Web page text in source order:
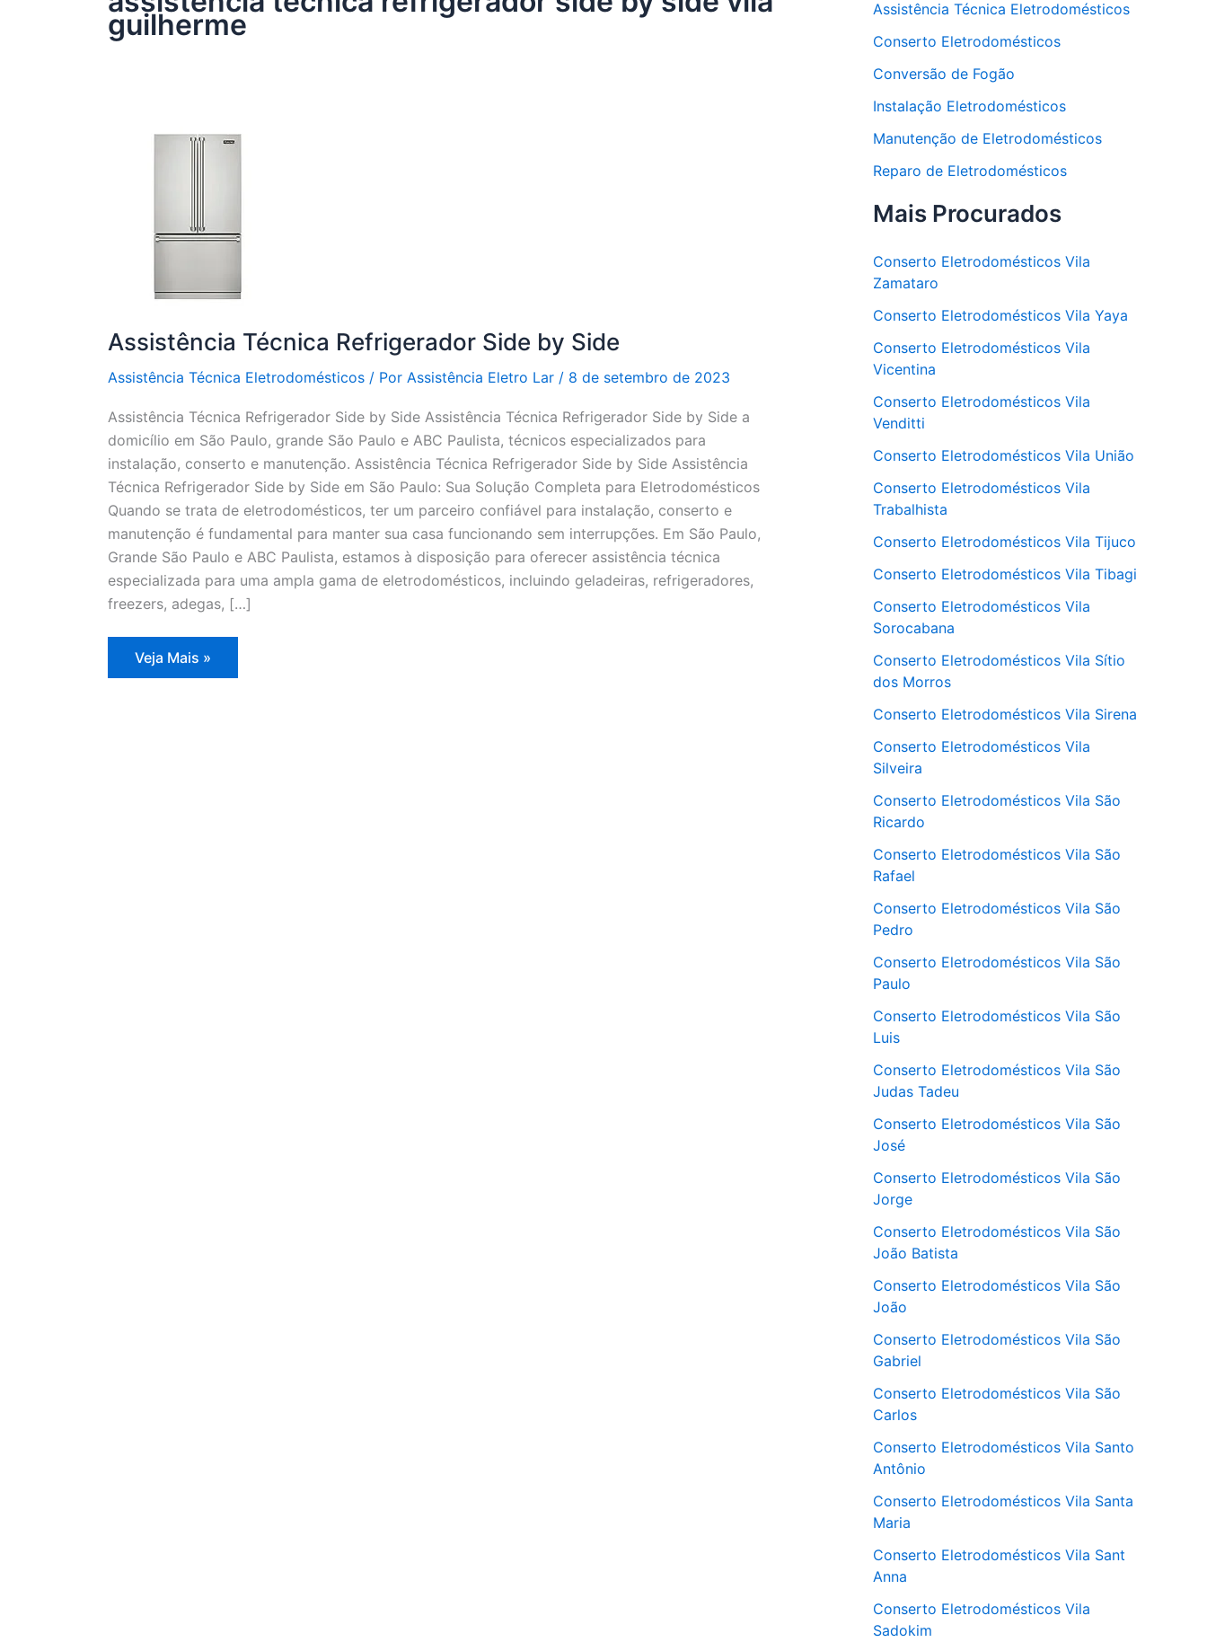
guilherme
Assistência Técnica Refrigerador Side by Side
Assistência Técnica Eletrodomésticos / Por Assistência Eletro Lar / 8 de setembro de 2023
Assistência Técnica Refrigerador Side by Side Assistência Técnica Refrigerador Side by Side a
domicílio em São Paulo, grande São Paulo e ABC Paulista, técnicos especializados para
instalação, conserto e manutenção. Assistência Técnica Refrigerador Side by Side Assistência
Técnica Refrigerador Side by Side em São Paulo: Sua Solução Completa para Eletrodomésticos
Quando se trata de eletrodomésticos, ter um parceiro confiável para instalação, conserto e
manutenção é fundamental para manter sua casa funcionando sem interrupções. Em São Paulo,
Grande São Paulo e ABC Paulista, estamos à disposição para oferecer assistência técnica
especializada para uma ampla gama de eletrodomésticos, incluindo geladeiras, refrigeradores,
freezers, adegas, […]
Assistência
Técnica
Veja Mais »
Assistência Técnica Eletrodomésticos
Conserto Eletrodomésticos
Conversão de Fogão
Instalação Eletrodomésticos
Manutenção de Eletrodomésticos
Reparo de Eletrodomésticos
Mais Procurados
Conserto Eletrodomésticos Vila
Zamataro
Conserto Eletrodomésticos Vila Yaya
Conserto Eletrodomésticos Vila
Vicentina
Conserto Eletrodomésticos Vila
Venditti
Conserto Eletrodomésticos Vila União
Conserto Eletrodomésticos Vila
Trabalhista
Conserto Eletrodomésticos Vila Tijuco
Conserto Eletrodomésticos Vila Tibagi
Conserto Eletrodomésticos Vila
Sorocabana
Conserto Eletrodomésticos Vila Sítio
dos Morros
Conserto Eletrodomésticos Vila Sirena
Conserto Eletrodomésticos Vila
Silveira
Conserto Eletrodomésticos Vila São
Ricardo
Conserto Eletrodomésticos Vila São
Rafael
Conserto Eletrodomésticos Vila São
Pedro
Conserto Eletrodomésticos Vila São
Paulo
Conserto Eletrodomésticos Vila São
Luis
Conserto Eletrodomésticos Vila São
Judas Tadeu
Conserto Eletrodomésticos Vila São
José
Conserto Eletrodomésticos Vila São
Jorge
Conserto Eletrodomésticos Vila São
João Batista
Conserto Eletrodomésticos Vila São
João
Conserto Eletrodomésticos Vila São
Gabriel
Conserto Eletrodomésticos Vila São
Carlos
Conserto Eletrodomésticos Vila Santo
Antônio
Conserto Eletrodomésticos Vila Santa
Maria
Conserto Eletrodomésticos Vila Sant
Anna
Conserto Eletrodomésticos Vila
Sadokim